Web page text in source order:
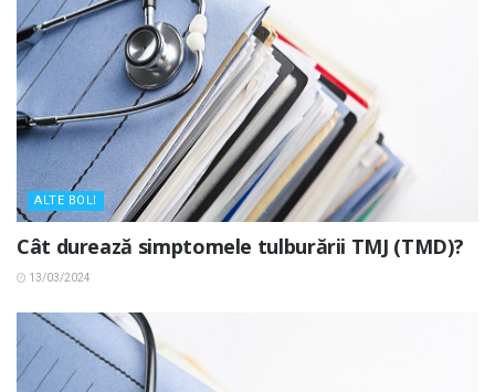
ALTE BOLI
Cât durează simptomele tulburării TMJ (TMD)?
13/03/2024